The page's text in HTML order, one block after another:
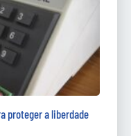
proteger a liberdade